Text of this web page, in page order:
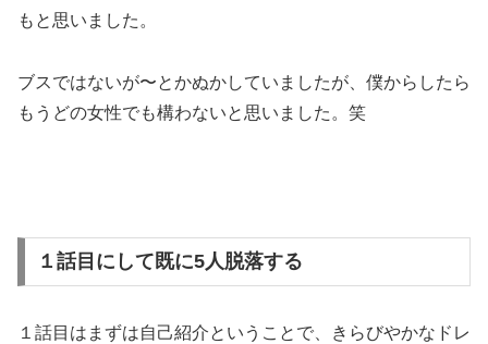
もと思いました。
ブスではないが〜とかぬかしていましたが、僕からしたら
もうどの女性でも構わないと思いました。笑
１話目にして既に5人脱落する
１話目はまずは自己紹介ということで、きらびやかなドレ